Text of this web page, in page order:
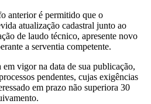
anterior é permitido que o
atualização cadastral junto ao
de laudo técnico, apresente novo
a serventia competente.
vigor na data de sua publicação,
pendentes, cujas exigências
em prazo não superiora 30